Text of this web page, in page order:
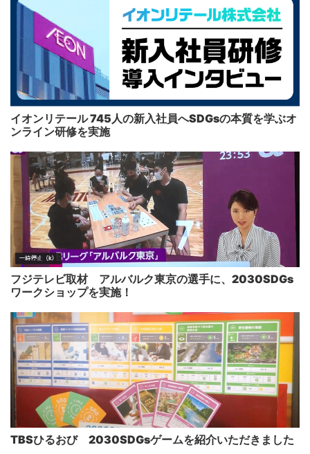
イオンリテール 745人の新入社員へSDGsの本質を学ぶオ
ンライン研修を実施
フジテレビ取材 アルバルク東京の選手に、2030SDGs
ワークショップを実施！
TBSひるおび 2030SDGsゲームを紹介いただきました